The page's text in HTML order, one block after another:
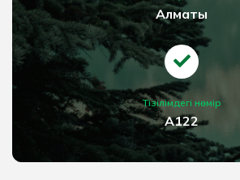
Алматы
Тізілімдегі нөмір
А122